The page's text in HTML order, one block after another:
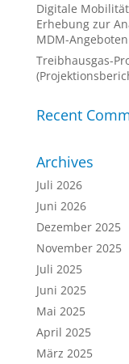
Digitale
Erhebung zur
MDM-Angeboten
Treibhausgas-
Recent
Archives
Juli 2026
Juni 2026
Dezember 2025
November 2025
Juli 2025
Juni 2025
Mai 2025
April 2025
März 2025